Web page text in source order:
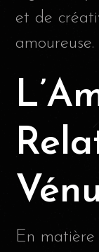
et de
amoureuse.
En